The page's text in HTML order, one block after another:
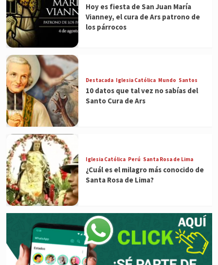
Hoy es fiesta de San Juan María
Vianney, el cura de Ars patrono de
los párrocos
Destacada Iglesia Católica Mundo Santos
10 datos que tal vez no sabías del
Santo Cura de Ars
Iglesia Católica Perú Santa Rosa de Lima
¿Cuál es el milagro más conocido de
Santa Rosa de Lima?